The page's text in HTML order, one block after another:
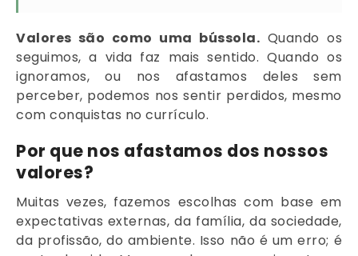
Valores são como uma bússola. Quando os
seguimos, a vida faz mais sentido. Quando os
ignoramos, ou nos afastamos deles sem
perceber, podemos nos sentir perdidos, mesmo
com conquistas no currículo.
Por que nos afastamos dos nossos
valores?
Muitas vezes, fazemos escolhas com base em
expectativas externas, da família, da sociedade,
da profissão, do ambiente. Isso não é um erro; é